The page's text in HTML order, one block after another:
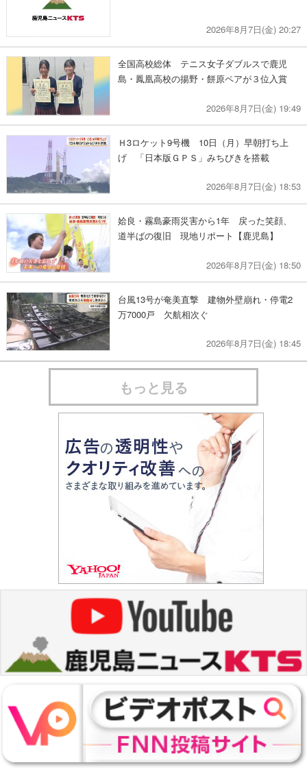
2026年8月7日(金) 20:27
全国高校総体 テニス女子ダブルスで鹿児
島・鳳凰高校の揚野・餅原ペアが３位入賞
2026年8月7日(金) 19:49
Ｈ3ロケット9号機 10日（月）早朝打ち上
げ 「日本版ＧＰＳ」みちびきを搭載
2026年8月7日(金) 18:53
姶良・霧島豪雨災害から1年 戻った笑顔、
道半ばの復旧 現地リポート【鹿児島】
2026年8月7日(金) 18:50
台風13号が奄美直撃 建物外壁崩れ・停電2
万7000戸 欠航相次ぐ
2026年8月7日(金) 18:45
もっと見る